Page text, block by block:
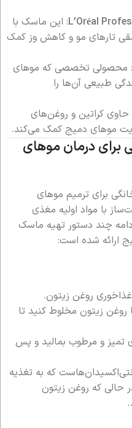
: این ماسک با
تارهای مو و کاهش وز کمک
: محصولی تخصصی که موهای
طبیعی آن‌ها را
حاوی کراتین و روغن‌های
موهای دمیج کمک می‌کند.
درمان موهای
برای ترمیم موهای
با مواد اولیه مغذی
چند دستور تهیه ماسک
ارائه شده است:
روغن زیتون مخلوط کنید تا
تمیز و مرطوب بمالید و پس
که به تغذیه
که روغن زیتون